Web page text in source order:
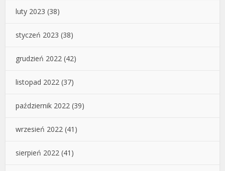
luty 2023 (38)
styczeń 2023 (38)
grudzień 2022 (42)
listopad 2022 (37)
październik 2022 (39)
wrzesień 2022 (41)
sierpień 2022 (41)